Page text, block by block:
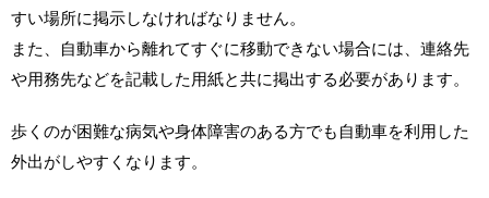
すい場所に掲示しなければなりません。
また、自動車から離れてすぐに移動できない場合には、連絡先
や用務先などを記載した用紙と共に掲出する必要があります。
歩くのが困難な病気や身体障害のある方でも自動車を利用した
外出がしやすくなります。